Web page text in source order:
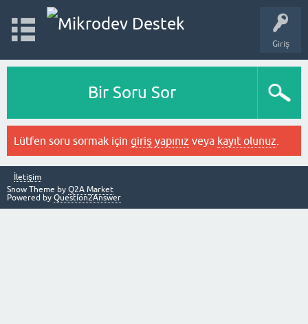
Giriş
Bir Soru Sor
Lütfen soru sormak için giriş yapınız veya kayıt olunuz
İletişim
Snow Theme by Q2A Market
Powered by Question2Answer